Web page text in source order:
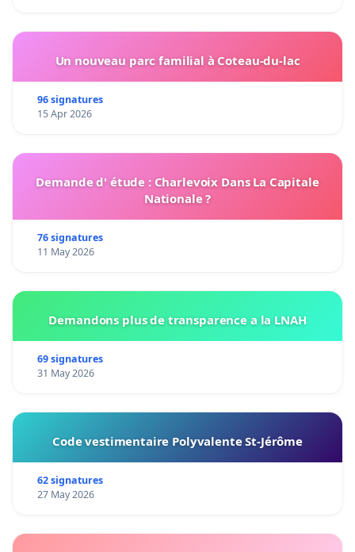
Un nouveau parc familial à Coteau-du-lac
96 signatures
15 Apr 2026
Demande d' étude : Charlevoix Dans La Capitale
Nationale ?
76 signatures
11 May 2026
Demandons plus de transparence a la LNAH
69 signatures
31 May 2026
Code vestimentaire Polyvalente St-Jérôme
62 signatures
27 May 2026